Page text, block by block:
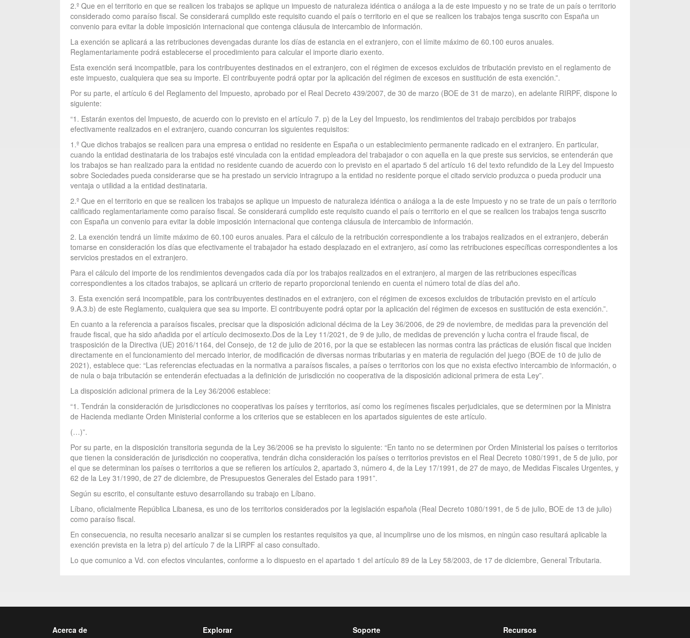
2.º Que en el territorio en que se realicen los trabajos se aplique un impuesto de naturaleza idéntica o análoga a la de este impuesto y no se trate de un país o territorio
considerado como paraíso fiscal. Se considerará cumplido este requisito cuando el país o territorio en el que se realicen los trabajos tenga suscrito con España un
convenio para evitar la doble imposición internacional que contenga cláusula de intercambio de información.
La exención se aplicará a las retribuciones devengadas durante los días de estancia en el extranjero, con el límite máximo de 60.100 euros anuales.
Reglamentariamente podrá establecerse el procedimiento para calcular el importe diario exento.
Esta exención será incompatible, para los contribuyentes destinados en el extranjero, con el régimen de excesos excluidos de tributación previsto en el reglamento de
este impuesto, cualquiera que sea su importe. El contribuyente podrá optar por la aplicación del régimen de excesos en sustitución de esta exención.”.
Por su parte, el artículo 6 del Reglamento del Impuesto, aprobado por el Real Decreto 439/2007, de 30 de marzo (BOE de 31 de marzo), en adelante RIRPF, dispone lo
siguiente:
“1. Estarán exentos del Impuesto, de acuerdo con lo previsto en el artículo 7. p) de la Ley del Impuesto, los rendimientos del trabajo percibidos por trabajos
efectivamente realizados en el extranjero, cuando concurran los siguientes requisitos:
1.º Que dichos trabajos se realicen para una empresa o entidad no residente en España o un establecimiento permanente radicado en el extranjero. En particular,
cuando la entidad destinataria de los trabajos esté vinculada con la entidad empleadora del trabajador o con aquella en la que preste sus servicios, se entenderán que
los trabajos se han realizado para la entidad no residente cuando de acuerdo con lo previsto en el apartado 5 del artículo 16 del texto refundido de la Ley del Impuesto
sobre Sociedades pueda considerarse que se ha prestado un servicio intragrupo a la entidad no residente porque el citado servicio produzca o pueda producir una
ventaja o utilidad a la entidad destinataria.
2.º Que en el territorio en que se realicen los trabajos se aplique un impuesto de naturaleza idéntica o análoga a la de este Impuesto y no se trate de un país o territorio
calificado reglamentariamente como paraíso fiscal. Se considerará cumplido este requisito cuando el país o territorio en el que se realicen los trabajos tenga suscrito
con España un convenio para evitar la doble imposición internacional que contenga cláusula de intercambio de información.
2. La exención tendrá un límite máximo de 60.100 euros anuales. Para el cálculo de la retribución correspondiente a los trabajos realizados en el extranjero, deberán
tomarse en consideración los días que efectivamente el trabajador ha estado desplazado en el extranjero, así como las retribuciones específicas correspondientes a los
servicios prestados en el extranjero.
Para el cálculo del importe de los rendimientos devengados cada día por los trabajos realizados en el extranjero, al margen de las retribuciones específicas
correspondientes a los citados trabajos, se aplicará un criterio de reparto proporcional teniendo en cuenta el número total de días del año.
3. Esta exención será incompatible, para los contribuyentes destinados en el extranjero, con el régimen de excesos excluidos de tributación previsto en el artículo
9.A.3.b) de este Reglamento, cualquiera que sea su importe. El contribuyente podrá optar por la aplicación del régimen de excesos en sustitución de esta exención.”.
En cuanto a la referencia a paraísos fiscales, precisar que la disposición adicional décima de la Ley 36/2006, de 29 de noviembre, de medidas para la prevención del
fraude fiscal, que ha sido añadida por el artículo decimosexto.Dos de la Ley 11/2021, de 9 de julio, de medidas de prevención y lucha contra el fraude fiscal, de
trasposición de la Directiva (UE) 2016/1164, del Consejo, de 12 de julio de 2016, por la que se establecen las normas contra las prácticas de elusión fiscal que inciden
directamente en el funcionamiento del mercado interior, de modificación de diversas normas tributarias y en materia de regulación del juego (BOE de 10 de julio de
2021), establece que: “Las referencias efectuadas en la normativa a paraísos fiscales, a países o territorios con los que no exista efectivo intercambio de información, o
de nula o baja tributación se entenderán efectuadas a la definición de jurisdicción no cooperativa de la disposición adicional primera de esta Ley”.
La disposición adicional primera de la Ley 36/2006 establece:
“1. Tendrán la consideración de jurisdicciones no cooperativas los países y territorios, así como los regímenes fiscales perjudiciales, que se determinen por la Ministra
de Hacienda mediante Orden Ministerial conforme a los criterios que se establecen en los apartados siguientes de este artículo.
(…)”.
Por su parte, en la disposición transitoria segunda de la Ley 36/2006 se ha previsto lo siguiente: “En tanto no se determinen por Orden Ministerial los países o territorios
que tienen la consideración de jurisdicción no cooperativa, tendrán dicha consideración los países o territorios previstos en el Real Decreto 1080/1991, de 5 de julio, por
el que se determinan los países o territorios a que se refieren los artículos 2, apartado 3, número 4, de la Ley 17/1991, de 27 de mayo, de Medidas Fiscales Urgentes, y
62 de la Ley 31/1990, de 27 de diciembre, de Presupuestos Generales del Estado para 1991”.
Según su escrito, el consultante estuvo desarrollando su trabajo en Líbano.
Líbano, oficialmente República Libanesa, es uno de los territorios considerados por la legislación española (Real Decreto 1080/1991, de 5 de julio, BOE de 13 de julio)
como paraíso fiscal.
En consecuencia, no resulta necesario analizar si se cumplen los restantes requisitos ya que, al incumplirse uno de los mismos, en ningún caso resultará aplicable la
exención prevista en la letra p) del artículo 7 de la LIRPF al caso consultado.
Lo que comunico a Vd. con efectos vinculantes, conforme a lo dispuesto en el apartado 1 del artículo 89 de la Ley 58/2003, de 17 de diciembre, General Tributaria.
Acerca de Explorar Soporte Recursos